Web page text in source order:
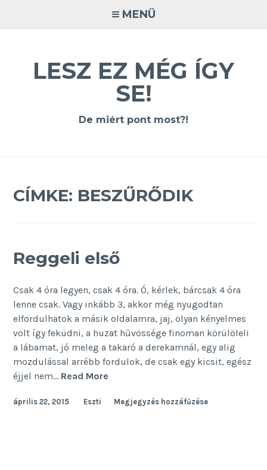
MENÜ
LESZ EZ MÉG ÍGY
SE!
De miért pont most?!
CÍMKE: BESZŰRŐDIK
Reggeli első
Csak 4 óra legyen, csak 4 óra. Ó, kérlek, bárcsak 4 óra
lenne csak. Vagy inkább 3, akkor még nyugodtan
elfordulhatok a másik oldalamra, jaj, olyan kényelmes
volt így feküdni, a huzat hűvössége finoman körülöleli
a lábamat, jó meleg a takaró a derekamnál, egy alig
mozdulással arrébb fordulok, de csak egy kicsit, egész
éjjel nem… Read More
április 22, 2015 Eszti Megjegyzés hozzáfűzése